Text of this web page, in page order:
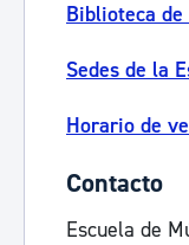
Biblioteca de
Sedes de la
Horario de
Contacto
Escuela de